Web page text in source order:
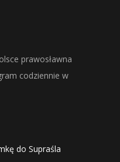
prawosławna
codziennie w
do Supraśla